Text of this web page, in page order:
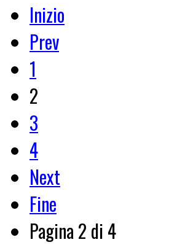
Inizio
Prev
1
2
3
4
Next
Fine
Pagina 2 di 4